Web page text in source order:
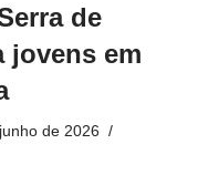
de
jovens em
de 2026